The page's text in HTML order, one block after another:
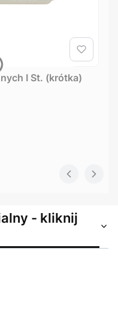
I St. (krótka)
- kliknij